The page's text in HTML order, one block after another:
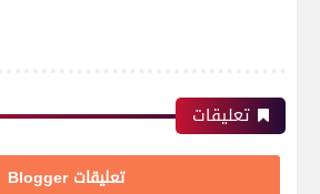
تعليقات
تعليقات Blogger